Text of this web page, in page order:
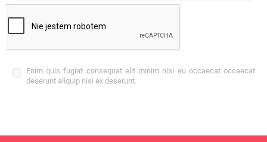
Enim quis fugiat consequat elit minim nisi eu occaecat occaecat
deserunt aliquip nisi ex deserunt.